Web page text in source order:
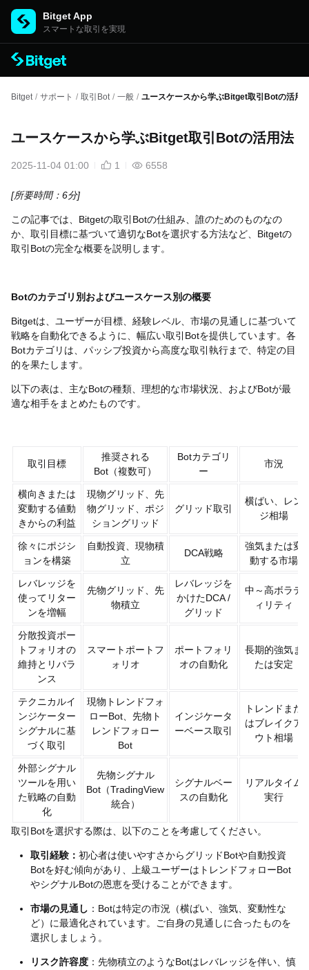
Bitget App
スマートな取引を実現
Bitget / サポート / 取引Bot / 一般 / ユースケースから学ぶBitget取引Botの活用
ユースケースから学ぶBitget取引Botの活用法
2025-11-04 01:00 1 6558
[所要時間：6分]
この記事では、Bitgetの取引Botの仕組み、誰のためのものなの
か、取引目標に基づいて適切なBotを選択する方法など、Bitgetの
取引Botの完全な概要を説明します。
Botのカテゴリ別およびユースケース別の概要
Bitgetは、ユーザーが目標、経験レベル、市場の見通しに基づいて
戦略を自動化できるように、幅広い取引Botを提供しています。各
Botカテゴリは、パッシブ投資から高度な取引執行まで、特定の目
的を果たします。
以下の表は、主なBotの種類、理想的な市場状況、およびBotが最
適な相手をまとめたものです。
取引目標
推奨される
Bot（複数可）
Botカテゴリ
ー
市況
横向きまたは
変動する値動
きからの利益
現物グリッド、先
物グリッド、ポジ
ショングリッド
グリッド取引
横ばい、レン
ジ相場
徐々にポジシ
ョンを構築
自動投資、現物積
立
DCA戦略
強気または変
動する市場
レバレッジを
使ってリター
ンを増幅
先物グリッド、先
物積立
レバレッジを
かけたDCA /
グリッド
中～高ボラテ
ィリティ
分散投資ポー
トフォリオの
維持とリバラ
ンス
スマートポートフ
ォリオ
ポートフォリ
オの自動化
長期的強気ま
たは安定
テクニカルイ
ンジケーター
シグナルに基
づく取引
現物トレンドフォ
ローBot、先物ト
レンドフォロー
Bot
インジケータ
ーベース取引
トレンドまた
はブレイクア
ウト相場
外部シグナル
ツールを用い
た戦略の自動
化
先物シグナル
Bot（TradingView
統合）
シグナルベー
スの自動化
リアルタイム
実行
取引Botを選択する際は、以下のことを考慮してください。
取引経験： 初心者は使いやすさからグリッドBotや自動投資
Botを好む傾向があり、上級ユーザーはトレンドフォローBot
やシグナルBotの恩恵を受けることができます。
市場の見通し ：Botは特定の市況（横ばい、強気、変動性な
ど）に最適化されています。ご自身の見通しに合ったものを
選択しましょう。
リスク許容度 ：先物積立のようなBotはレバレッジを伴い、慎